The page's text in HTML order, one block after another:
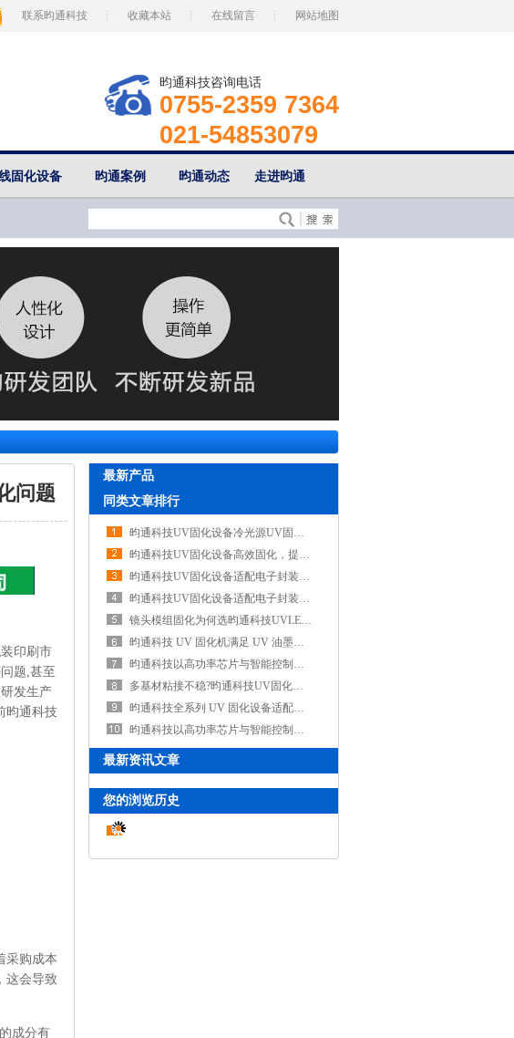
联系昀通科技 收藏本站 在线留言 网站地图
昀通科技咨询电话
0755-2359 7364
021-54853079
固化设备 昀通案例 昀通动态 走进昀通
问题
印刷市
题,甚至
发生产
昀通科技
采购成本
这会导致
成分有
最新产品
同类文章排行
昀通科技UV固化设备冷光源UV固化技术，规避高温影响，保障电子组件品质
昀通科技UV固化设备高效固化，提升模组良率与可靠性，是车载摄像头组装优选
昀通科技UV固化设备适配电子封装与排线粘接，冷光源UV固化杜绝高温损伤
昀通科技UV固化设备适配电子封装粘接工序，低温守护精密电子元件性能稳定
镜头模组固化为何选昀通科技UVLED固化设备，它能保障光学粘接牢固与透光稳定
昀通科技 UV 固化机满足 UV 油墨快速固化需求，实现即时干燥，助力高速印刷产线高效生产
昀通科技以高功率芯片与智能控制成为国产UV固化设备优选品牌
多基材粘接不稳?昀通科技UV固化设备可调控波长/强度，适配金属/塑料/玻璃全场景适用
昀通科技全系列 UV 固化设备适配从实验室到产线全场景，赋能产线高效固化
昀通科技以高功率芯片与智能控制，打造UV固化设备国产优选品牌
最新资讯文章
您的浏览历史